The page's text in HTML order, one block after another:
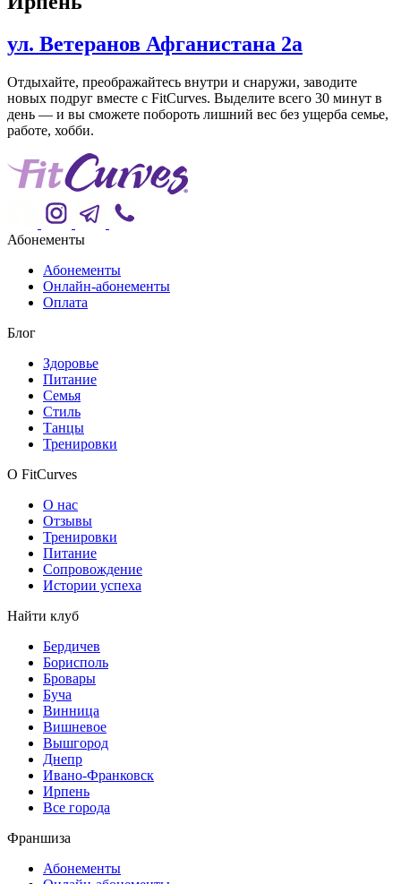
ул. Ветеранов Афганистана 2а
Отдыхайте, преображайтесь внутри и снаружи, заводите
новых подруг вместе с FitCurves. Выделите всего 30 минут в
день — и вы сможете побороть лишний вес без ущерба семье,
работе, хобби.
Абонементы
Абонементы
Онлайн-абонементы
Оплата
Блог
Здоровье
Питание
Семья
Стиль
Танцы
Тренировки
О FitCurves
О нас
Отзывы
Тренировки
Питание
Сопровождение
Истории успеха
Найти клуб
Бердичев
Борисполь
Бровары
Буча
Винница
Вишневое
Вышгород
Днепр
Ивано-Франковск
Ирпень
Все города
Франшиза
Абонементы